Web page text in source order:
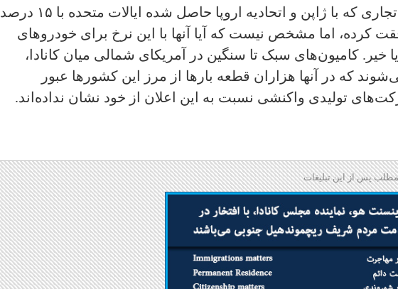
خارجی است. طبق توافق‌های تجاری که با ژاپن و اتحادیه اروپا حاصل شده ایالات متحده با ۱۵ درصد
کرده، اما مشخص نیست که آیا آنها با این نرخ برای خودروهای
خیر. کامیون‌های سبک تا سنگین در آمریکای شمالی میان کانادا،
که در آنها هزاران قطعه بارها از مرز این کشورها عبور
تولیدی واکنشی نسبت به این اعلان از خود نشان نداده‌اند.
پس از این تبلیغات